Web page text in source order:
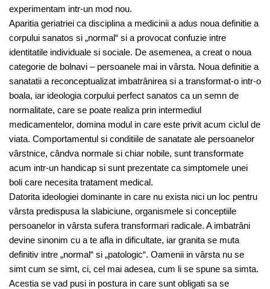
experimentam intr-un mod nou.
Aparitia geriatriei ca disciplina a medicinii a adus noua definitie a
corpului sanatos si „normal“ si a provocat confuzie intre
identitatile individuale si sociale. De asemenea, a creat o noua
categorie de bolnavi – persoanele mai in vârsta. Noua definitie a
sanatatii a reconceptualizat imbatrânirea si a transformat-o intr-o
boala, iar ideologia corpului perfect sanatos ca un semn de
normalitate, care se poate realiza prin intermediul
medicamentelor, domina modul in care este privit acum ciclul de
viata. Comportamentul si conditiile de sanatate ale persoanelor
vârstnice, cândva normale si chiar nobile, sunt transformate
acum intr-un handicap si sunt prezentate ca simptomele unei
boli care necesita tratament medical.
Datorita ideologiei dominante in care nu exista nici un loc pentru
vârsta predispusa la slabiciune, organismele si conceptiile
persoanelor in vârsta sufera transformari radicale. A imbatrâni
devine sinonim cu a te afla in dificultate, iar granita se muta
definitiv intre „normal“ si „patologic“. Oamenii in vârsta nu se
simt cum se simt, ci, cel mai adesea, cum li se spune sa simta.
Acestia se vad pusi in postura in care sunt obligati sa se